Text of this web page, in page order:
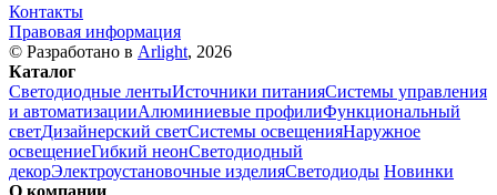
Контакты
Правовая информация
© Разработано в Arlight, 2026
Каталог
Светодиодные лентыИсточники питанияСистемы управления
и автоматизацииАлюминиевые профилиФункциональный
светДизайнерский светСистемы освещенияНаружное
освещениеГибкий неонСветодиодный
декорЭлектроустановочные изделияСветодиоды Новинки
О компании